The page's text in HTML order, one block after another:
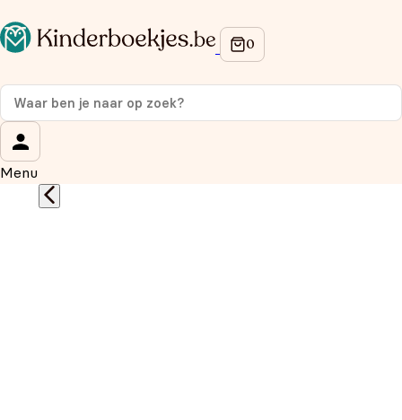
Menu
Op de hoogte blijven van onze acties?
Meld je aan voor onze nieuwsbrief en ontvang
korting
Wat is je voornaam?
Wat is je e-mailadres?